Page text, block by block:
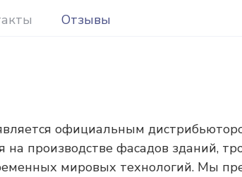
Отзывы
официальным
производстве фасадов зданий,
мировых технологий. Мы